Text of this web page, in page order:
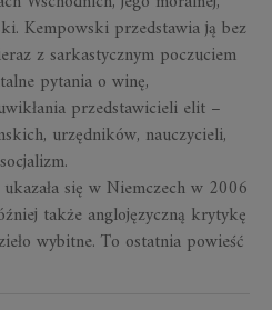
Kempowski przedstawia ją bez
z sarkastycznym poczuciem
pytania o winę,
przedstawicieli elit –
urzędników, nauczycieli,
ukazała się w Niemczech w 2006
także anglojęzyczną krytykę
wybitne. To ostatnia powieść